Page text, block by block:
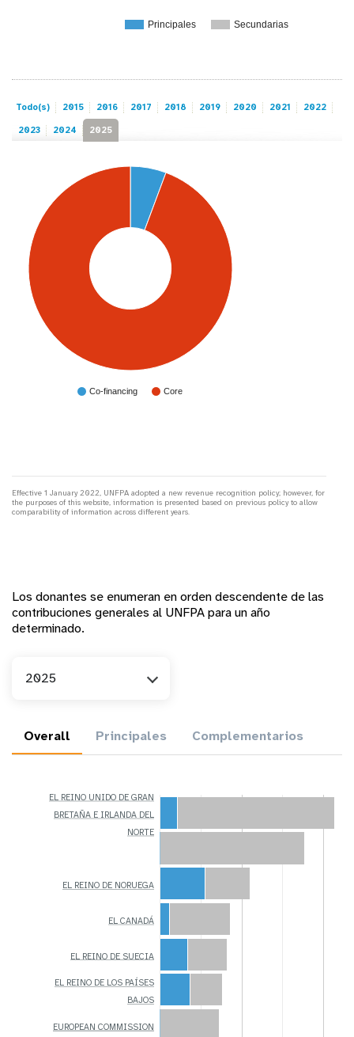
Principales Secundarias
Todo(s) 2015 2016 2017 2018 2019 2020 2021 2022
2023 2024 2025
Co-financing Core
Effective 1 January 2022, UNFPA adopted a new revenue recognition policy; however, for
the purposes of this website, information is presented based on previous policy to allow
comparability of information across different years.
Los donantes se enumeran en orden descendente de las
contribuciones generales al UNFPA para un año
determinado.
2025
Overall Principales Complementarios
EL REINO UNIDO DE GRAN
BRETAÑA E IRLANDA DEL
NORTE
EL REINO DE NORUEGA
EL CANADÁ
EL REINO DE SUECIA
EL REINO DE LOS PAÍSES
BAJOS
EUROPEAN COMMISSION